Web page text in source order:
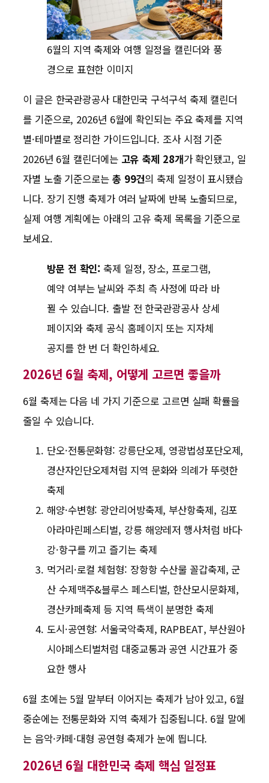
6월의 지역 축제와 여행 일정을 캘린더와 풍
경으로 표현한 이미지
이 글은 한국관광공사 대한민국 구석구석 축제 캘린더
를 기준으로, 2026년 6월에 확인되는 주요 축제를 지역
별·테마별로 정리한 가이드입니다. 조사 시점 기준
2026년 6월 캘린더에는 고유 축제 28개가 확인됐고, 일
자별 노출 기준으로는 총 99건의 축제 일정이 표시됐습
니다. 장기 진행 축제가 여러 날짜에 반복 노출되므로,
실제 여행 계획에는 아래의 고유 축제 목록을 기준으로
보세요.
방문 전 확인: 축제 일정, 장소, 프로그램,
예약 여부는 날씨와 주최 측 사정에 따라 바
뀔 수 있습니다. 출발 전 한국관광공사 상세
페이지와 축제 공식 홈페이지 또는 지자체
공지를 한 번 더 확인하세요.
2026년 6월 축제, 어떻게 고르면 좋을까
6월 축제는 다음 네 가지 기준으로 고르면 실패 확률을
줄일 수 있습니다.
단오·전통문화형: 강릉단오제, 영광법성포단오제,
경산자인단오제처럼 지역 문화와 의례가 뚜렷한
축제
해양·수변형: 광안리어방축제, 부산항축제, 김포
아라마린페스티벌, 강릉 해양레저 행사처럼 바다·
강·항구를 끼고 즐기는 축제
먹거리·로컬 체험형: 장항항 수산물 꼴갑축제, 군
산 수제맥주&블루스 페스티벌, 한산모시문화제,
경산카페축제 등 지역 특색이 분명한 축제
도시·공연형: 서울국악축제, RAPBEAT, 부산원아
시아페스티벌처럼 대중교통과 공연 시간표가 중
요한 행사
6월 초에는 5월 말부터 이어지는 축제가 남아 있고, 6월
중순에는 전통문화와 지역 축제가 집중됩니다. 6월 말에
는 음악·카페·대형 공연형 축제가 눈에 띕니다.
2026년 6월 대한민국 축제 핵심 일정표